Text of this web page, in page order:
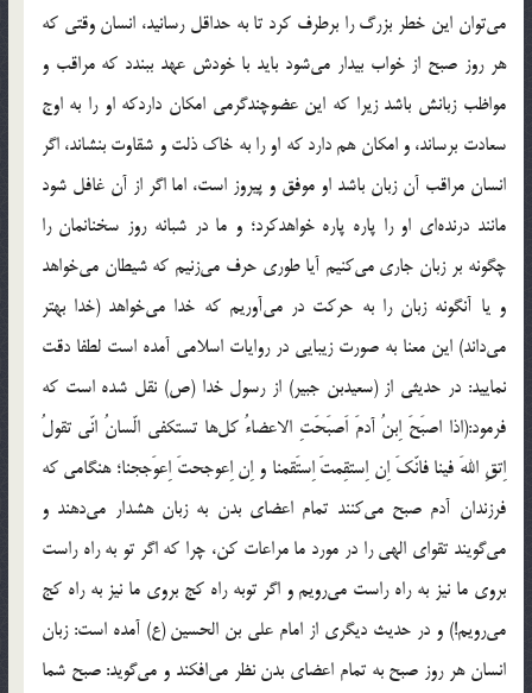
می‌توان این خطر بزرگ را برطرف کرد تا به حداقل رسانید، انسان وقتی که
هر روز صبح از خواب بیدار می‌شود باید با خودش عهد ببندد که مراقب و
مواظب زبانش باشد زیرا که این عضوچندگرمی امکان داردکه او را به اوج
سعادت برساند، و امکان هم دارد که او را به خاک ذلت و شقاوت بنشاند، اگر
انسان مراقب آن زبان باشد او موفق و پیروز است، اما اگر از آن غافل شود
مانند درنده‌ای او را پاره پاره خواهدکرد؛ و ما در شبانه روز سخنانمان را
چگونه بر زبان جاری می‌کنیم آیا طوری حرف می‌زنیم که شیطان می‌خواهد
و یا آنگونه زبان را به حرکت در می‌آوریم که خدا می‌خواهد (خدا بهتر
می‌داند) این معنا به صورت زیبایی در روایات اسلامی آمده است لطفا دقت
نمایید: در حدیثی از (سعیدبن جبیر) از رسول خدا (ص) نقل شده است که
فرمود:(اذا اصبَحَ اِبنُ آدمَ اَصبَحَتِ الاعضاءُ کل‌ها تستکفی الّسانُ انّی تقولُ
اِتقِ اللهَ فینا فانّکَ اِن اِستقِمتَ اِستَقمنا و اِن اِعوجحتَ اِعوَججنا؛ هنگامی که
فرزندان آدم صبح می‌کنند تمام اعضای بدن به زبان هشدار می‌دهند و
می‌گویند تقوای الهی را در مورد ما مراعات کن، چرا که اگر تو به راه راست
بروی ما نیز به راه راست می‌رویم و اگر توبه راه کج بروی ما نیز به راه کج
می‌رویم!) و در حدیث دیگری از امام علی بن الحسین (ع) آمده است: زبان
انسان هر روز صبح به تمام اعضای بدن نظر می‌افکند و می‌گوید: صبح شما